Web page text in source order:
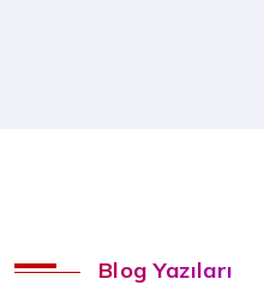
Blog Yazıları